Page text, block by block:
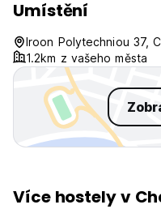
Umístění
Iroon Polytechniou 37,
1.2km z vašeho města
Více hostely v